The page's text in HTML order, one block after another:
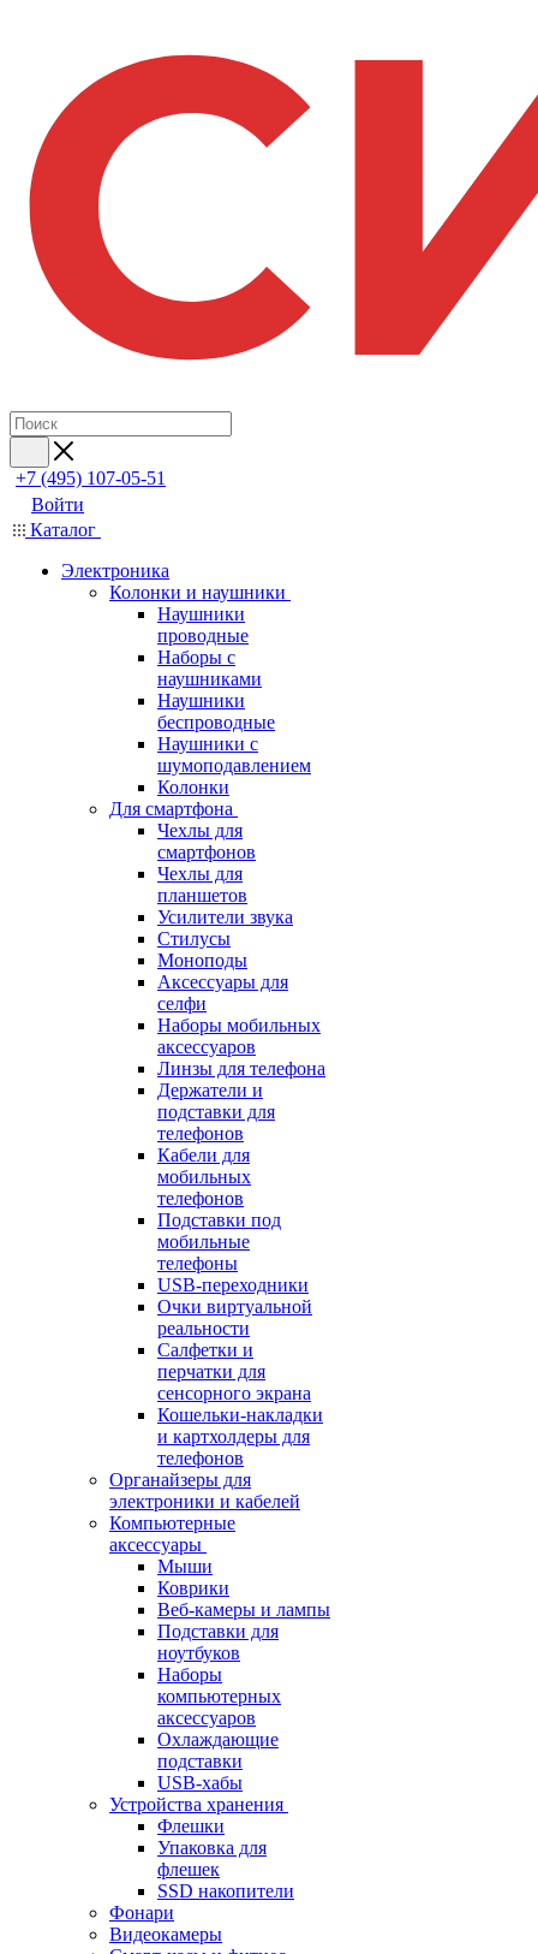
+7 (495) 107-05-51
Войти
Каталог
Электроника
Колонки и наушники
Наушники
проводные
Наборы с
наушниками
Наушники
беспроводные
Наушники с
шумоподавлением
Колонки
Для смартфона
Чехлы для
смартфонов
Чехлы для
планшетов
Усилители звука
Стилусы
Моноподы
Аксессуары для
селфи
Наборы мобильных
аксессуаров
Линзы для телефона
Держатели и
подставки для
телефонов
Кабели для
мобильных
телефонов
Подставки под
мобильные
телефоны
USB-переходники
Очки виртуальной
реальности
Салфетки и
перчатки для
сенсорного экрана
Кошельки-накладки
и картхолдеры для
телефонов
Органайзеры для
электроники и кабелей
Компьютерные
аксессуары
Мыши
Коврики
Веб-камеры и лампы
Подставки для
ноутбуков
Наборы
компьютерных
аксессуаров
Охлаждающие
подставки
USB-хабы
Устройства хранения
Флешки
Упаковка для
флешек
SSD накопители
Фонари
Видеокамеры